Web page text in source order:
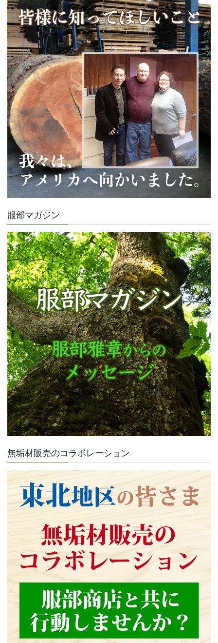
服部マガジン
無垢材販売のコラボレーション